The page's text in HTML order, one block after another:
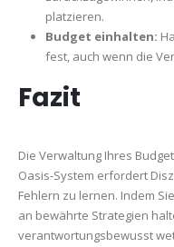
platzieren.
Budget einhalten:
fest, auch wenn die
Fazit
Die Verwaltung Ihres
Oasis-System erfordert
Fehlern zu lernen. Indem
an bewährte Strategien
verantwortungsbewusst